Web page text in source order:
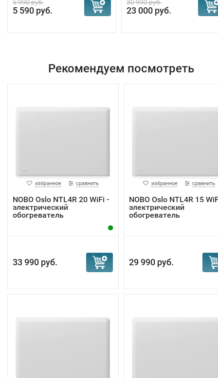
5 990 руб.
5 590 руб.
30 990 руб.
23 000 руб.
Рекомендуем посмотреть
избранное сравнить
NOBO Oslo NTL4R 20 WiFi -
электрический
обогреватель
33 990 руб.
избранное сравнить
NOBO Oslo NTL4R 15
электрический
обогреватель
29 990 руб.